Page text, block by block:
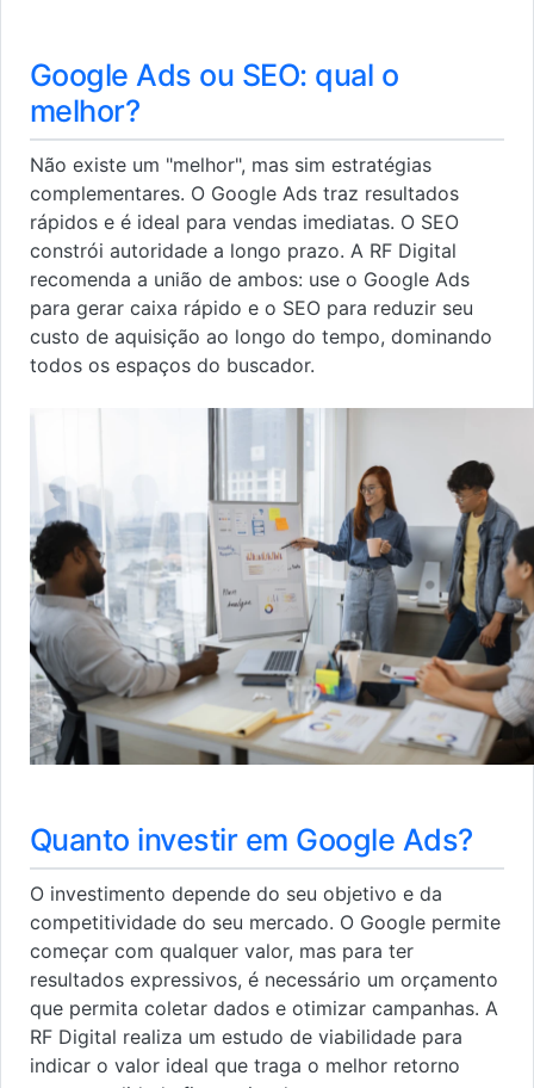
Google Ads ou SEO: qual o
melhor?
Não existe um "melhor", mas sim estratégias
complementares. O Google Ads traz resultados
rápidos e é ideal para vendas imediatas. O SEO
constrói autoridade a longo prazo. A RF Digital
recomenda a união de ambos: use o Google Ads
para gerar caixa rápido e o SEO para reduzir seu
custo de aquisição ao longo do tempo, dominando
todos os espaços do buscador.
Quanto investir em Google Ads?
O investimento depende do seu objetivo e da
competitividade do seu mercado. O Google permite
começar com qualquer valor, mas para ter
resultados expressivos, é necessário um orçamento
que permita coletar dados e otimizar campanhas. A
RF Digital realiza um estudo de viabilidade para
indicar o valor ideal que traga o melhor retorno